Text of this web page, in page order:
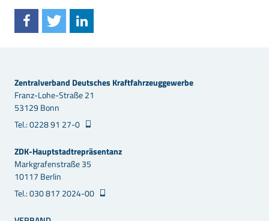
Zentralverband Deutsches Kraftfahrzeuggewerbe
Franz-Lohe-Straße 21
53129 Bonn
Tel.: 0228 91 27-0
ZDK-Hauptstadtrepräsentanz
Markgrafenstraße 35
10117 Berlin
Tel.: 030 817 2024-00